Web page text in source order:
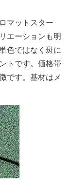
マットスター
エーションも明
色ではなく斑に
トです。価格帯
です。基材はメ